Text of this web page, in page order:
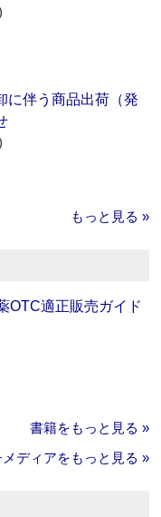
に伴う商品出荷（発
もっと見る »
OTC適正販売ガイド
書籍をもっと見る »
メディアをもっと見る »